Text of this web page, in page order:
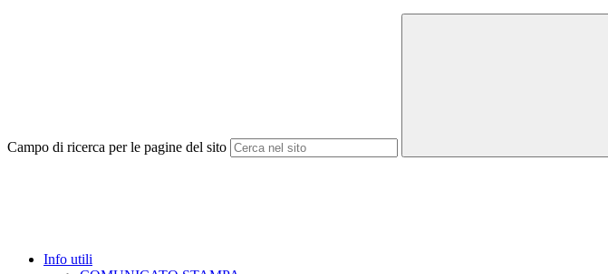
Campo di ricerca per le pagine del sito
Info utili